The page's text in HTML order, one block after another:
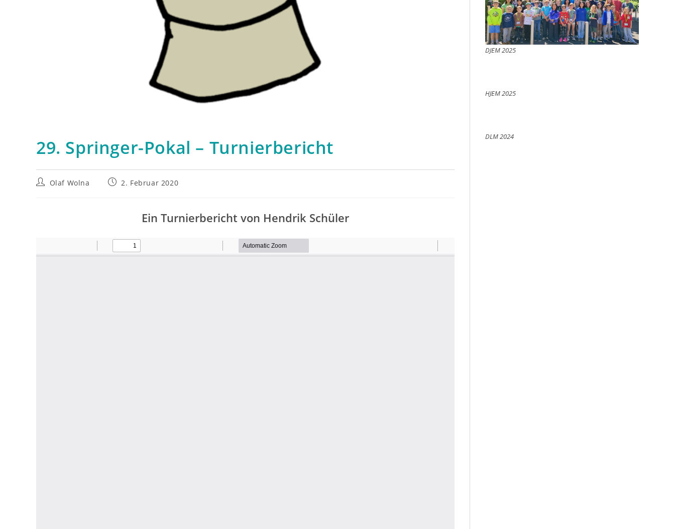
29. Springer-Pokal – Turnierbericht
Beitrags-
Olaf Wolna
Beitrag2. Februar 2020
Ein Turnierbericht von Hendrik Schüler
DJEM 2025
HJEM 2025
DLM 2024